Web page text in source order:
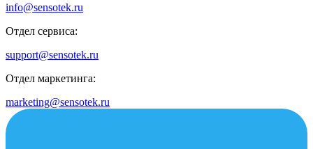
info@sensotek.ru
Отдел сервиса:
support@sensotek.ru
Отдел маркетинга:
marketing@sensotek.ru